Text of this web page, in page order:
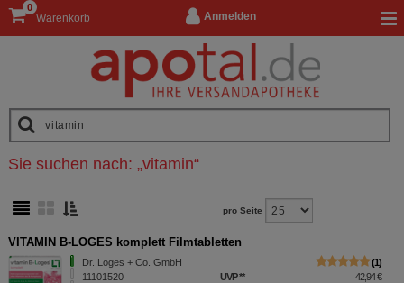
Anmelden
Warenkorb
0
Sie suchen nach: „vitamin“
pro Seite
VITAMIN B-LOGES komplett Filmtabletten
Dr. Loges + Co. GmbH
11101520
1
UVP** 42,94 €